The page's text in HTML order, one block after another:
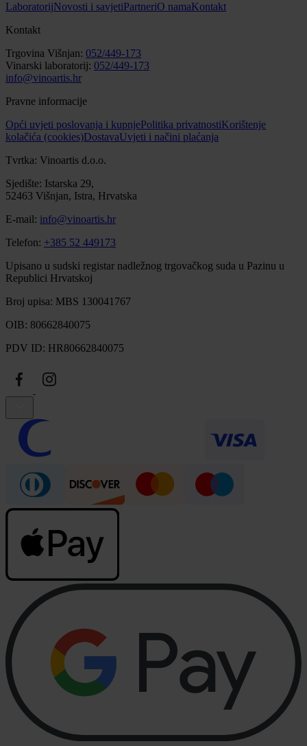
LaboratorijNovosti i savjetiPartneriO namaKontakt
Kontakt
Trgovina Višnjan: 052/449-173
Vinarski laboratorij: 052/449-173
info@vinoartis.hr
Pravne informacije
Opći uvjeti poslovanja i kupnjePolitika privatnostiKorištenje
kolačića (cookies)DostavaUvjeti i načini plaćanja
Tvrtka: Vinoartis d.o.o.
Sjedište: Istarska 29,
52463 Višnjan, Istra, Hrvatska
E-mail: info@vinoartis.hr
Telefon: +385 52 449173
Upisano u sudski registar nadležnog trgovačkog suda u Pazinu u
Republici Hrvatskoj
Broj upisa: MBS 130041767
OIB: 80662840075
PDV ID: HR80662840075